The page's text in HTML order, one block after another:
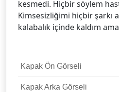
kesmedi. Hiçbir söylem
Kimsesizliğimi hiçbir şarkı
kalabalık içinde kaldım
Kapak Ön Görseli
Kapak Arka Görseli